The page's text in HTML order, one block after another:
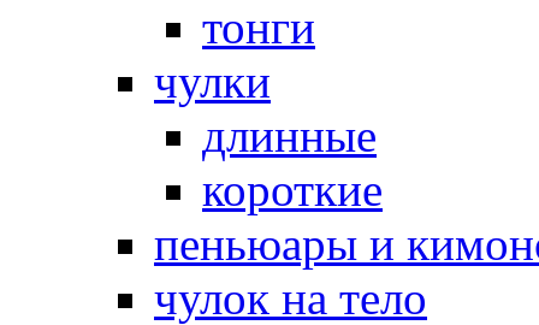
тонги
чулки
длинные
короткие
пеньюары и
чулок на тело